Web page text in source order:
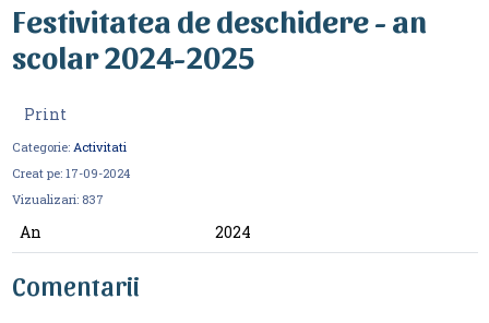
Festivitatea de deschidere - an
scolar 2024-2025
Print
Categorie: Activitati
Creat pe: 17-09-2024
Vizualizari: 837
An 2024
Comentarii